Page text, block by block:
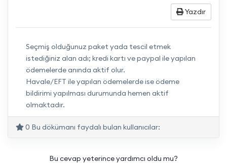
Yazdır
Seçmiş olduğunuz paket yada tescil etmek
istediğiniz alan adı; kredi kartı ve paypal ile yapılan
ödemelerde anında aktif olur.
Havale/EFT ile yapılan ödemelerde ise ödeme
bildirimi yapılması durumunda hemen aktif
olmaktadır.
0 Bu dökümanı faydalı bulan kullanıcılar:
Bu cevap yeterince yardımcı oldu mu?